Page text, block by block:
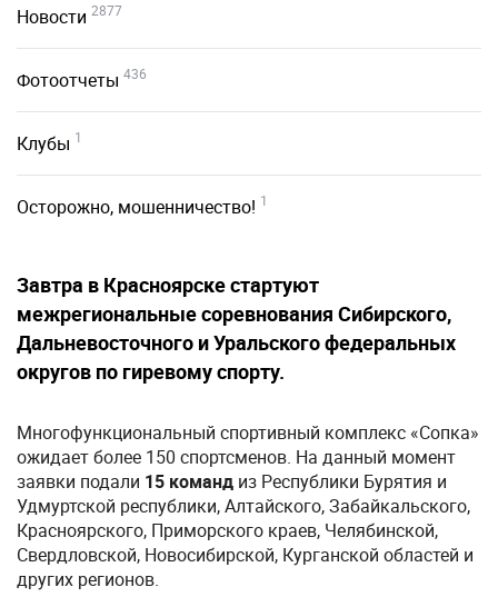
Новости 2877
Фотоотчеты 436
Клубы 1
Осторожно, мошенничество! 1
Завтра в Красноярске стартуют
межрегиональные соревнования Сибирского,
Дальневосточного и Уральского федеральных
округов по гиревому спорту.
Многофункциональный спортивный комплекс «Сопка»
ожидает более 150 спортсменов. На данный момент
заявки подали 15 команд из Республики Бурятия и
Удмуртской республики, Алтайского, Забайкальского,
Красноярского, Приморского краев, Челябинской,
Свердловской, Новосибирской, Курганской областей и
других регионов.